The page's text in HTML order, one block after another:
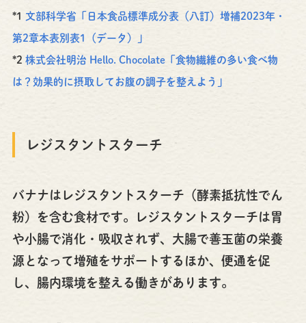
*1 文部科学省「日本食品標準成分表（八訂）増補2023年・
第2章本表別表1（データ）」
*2 株式会社明治 Hello. Chocolate「食物繊維の多い食べ物
は？効果的に摂取してお腹の調子を整えよう」
レジスタントスターチ
バナナはレジスタントスターチ（酵素抵抗性でん
粉）を含む食材です。レジスタントスターチは胃
や小腸で消化・吸収されず、大腸で善玉菌の栄養
源となって増殖をサポートするほか、便通を促
し、腸内環境を整える働きがあります。